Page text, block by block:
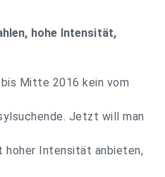
hohe Intensität,
Mitte 2016 kein vom
Jetzt will man
hoher Intensität anbieten,